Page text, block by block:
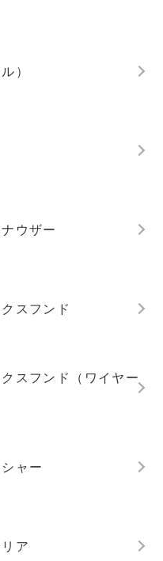
）
ウザー
スフンド
スフンド（ワイヤー
ャー
ア